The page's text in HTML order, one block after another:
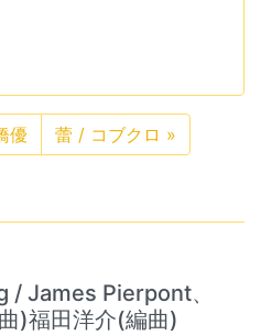
優 蕾 / コブクロ »
/ James Pierpont、
)福田洋介(編曲)